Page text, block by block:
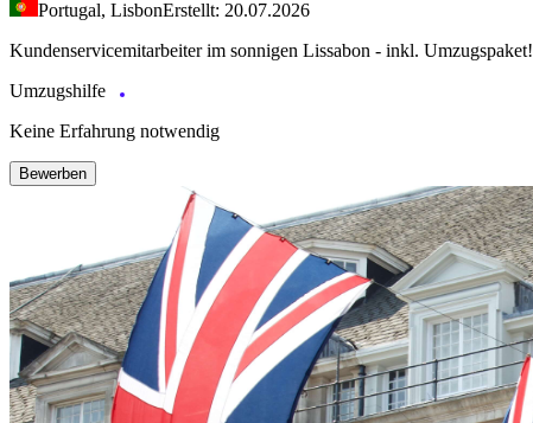
Portugal, LisbonErstellt: 20.07.2026
Kundenservicemitarbeiter im sonnigen Lissabon - inkl. Umzugspaket!
Umzugshilfe
Keine Erfahrung notwendig
Bewerben